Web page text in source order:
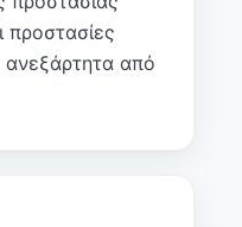
προστασίες
ανεξάρτητα από